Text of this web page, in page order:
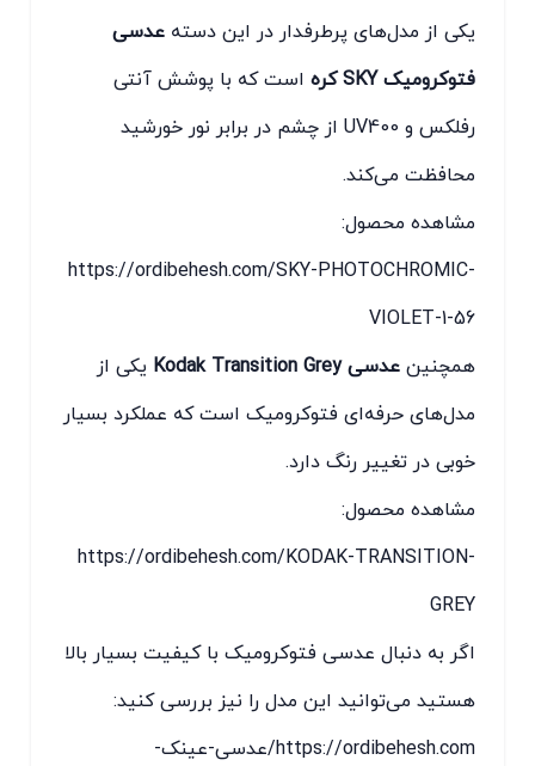
یکی از مدل‌های پرطرفدار در این دسته عدسی
فتوکرومیک SKY کره
است که با پوشش آنتی
رفلکس و UV400 از چشم در برابر نور خورشید
محافظت می‌کند.
مشاهده محصول:
https://ordibehesh.com/SKY-PHOTOCHROMIC-
VIOLET-1-56
همچنین عدسی Kodak Transition Grey
یکی از
مدل‌های حرفه‌ای فتوکرومیک است که عملکرد بسیار
خوبی در تغییر رنگ دارد.
مشاهده محصول:
https://ordibehesh.com/KODAK-TRANSITION-
GREY
اگر به دنبال عدسی فتوکرومیک با کیفیت بسیار بالا
هستید می‌توانید این مدل را نیز بررسی کنید:
https://ordibehesh.com/عدسی-عینک-